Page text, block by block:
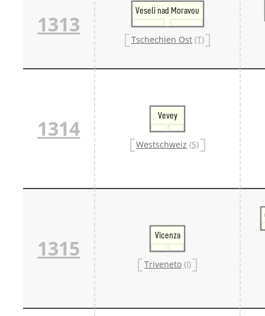
1313
Veseli nad Moravou
Tschechien Ost (T)
1314
Vevey
Westschweiz (S)
1315
Vicenza
Triveneto (I)